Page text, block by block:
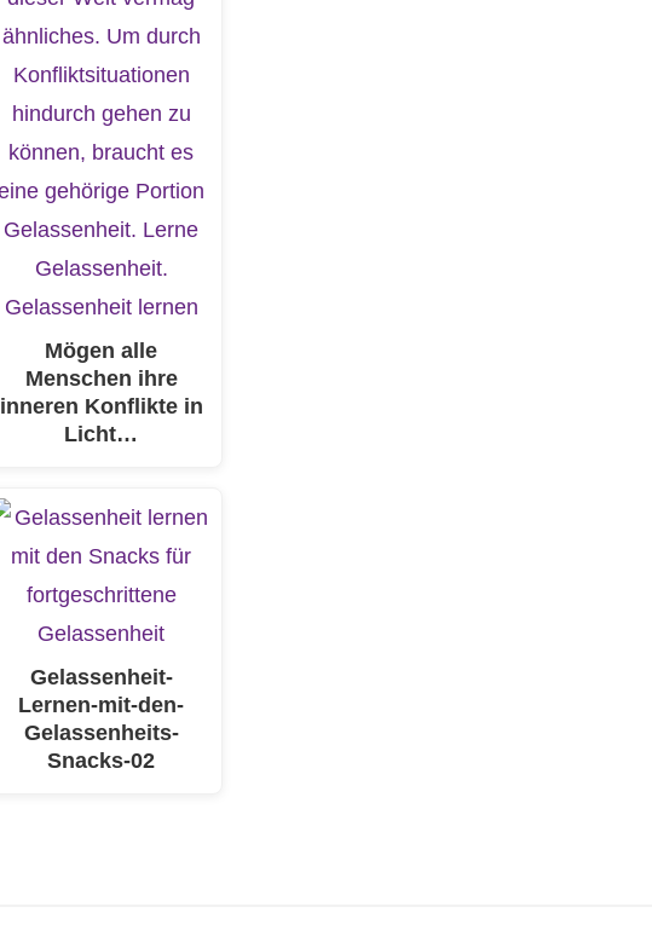
Mögen alle
Menschen ihre
inneren Konflikte in
Licht…
Gelassenheit-
Lernen-mit-den-
Gelassenheits-
Snacks-02